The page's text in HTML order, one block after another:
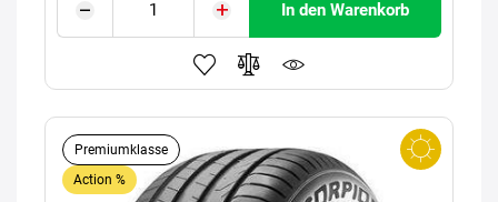
In den Warenkorb
Premiumklasse
Action %